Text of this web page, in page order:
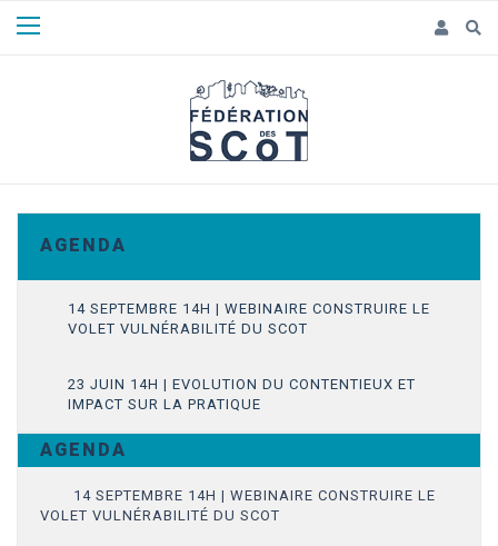
A G E N D A
14 SEPTEMBRE 14H | WEBINAIRE CONSTRUIRE LE
VOLET VULNÉRABILITÉ DU SCOT
23 JUIN 14H | EVOLUTION DU CONTENTIEUX ET
IMPACT SUR LA PRATIQUE
A G E N D A
14 SEPTEMBRE 14H | WEBINAIRE CONSTRUIRE LE
VOLET VULNÉRABILITÉ DU SCOT